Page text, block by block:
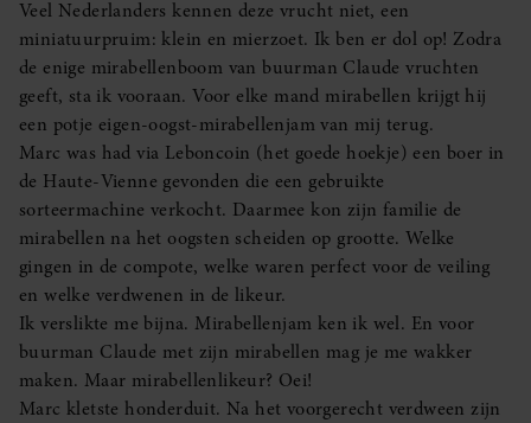
Veel Nederlanders kennen deze vrucht niet, een
miniatuurpruim: klein en mierzoet. Ik ben er dol op! Zodra
de enige mirabellenboom van buurman Claude vruchten
geeft, sta ik vooraan. Voor elke mand mirabellen krijgt hij
een potje eigen-oogst-mirabellenjam van mij terug.
Marc was had via Leboncoin (het goede hoekje) een boer in
de Haute-Vienne gevonden die een gebruikte
sorteermachine verkocht. Daarmee kon zijn familie de
mirabellen na het oogsten scheiden op grootte. Welke
gingen in de compote, welke waren perfect voor de veiling
en welke verdwenen in de likeur.
Ik verslikte me bijna. Mirabellenjam ken ik wel. En voor
buurman Claude met zijn mirabellen mag je me wakker
maken. Maar mirabellenlikeur? Oei!
Marc kletste honderduit. Na het voorgerecht verdween zijn